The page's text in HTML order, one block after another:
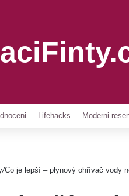
Lifehacks Moderni
/Co je lepší – plynový ohřívač vody